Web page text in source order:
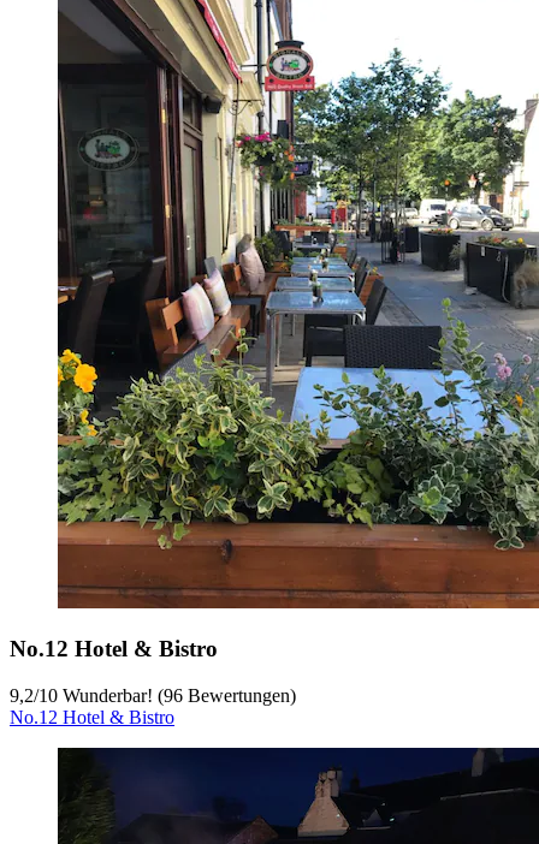
No.12 Hotel & Bistro
9,2/10 Wunderbar! (96 Bewertungen)
No.12 Hotel & Bistro